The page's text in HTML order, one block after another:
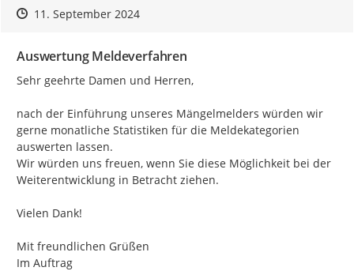
Zeitpunkt des Erstellens
Zeitpunkt des Erstellens
11. September 2024Zur Äußerung
Auswertung Meldeverfahren
Sehr geehrte Damen und Herren,
nach der Einführung unseres Mängelmelders würden wir
gerne monatliche Statistiken für die Meldekategorien
auswerten lassen.
Wir würden uns freuen, wenn Sie diese Möglichkeit bei der
Weiterentwicklung in Betracht ziehen.
Vielen Dank!
Mit freundlichen Grüßen
Im Auftrag